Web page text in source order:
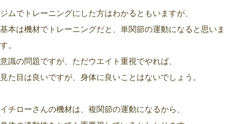
ジムでトレーニングにした方はわかるともいますが、
基本は機材でトレーニングだと、単関節の運動になると思いま
す。
意識の問題ですが、ただウエイト重視でやれば、
見た目は良いですが、身体に良いことはないでしょう。
イチローさんの機材は、複関節の運動になるから、